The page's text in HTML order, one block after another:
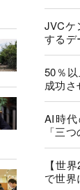
JVCケ
するデ
50％
成功さ
AI時
「三
【世
で世界